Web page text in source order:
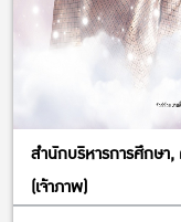
สำนักบริหารการศึกษ
(เจ้าภาพ)